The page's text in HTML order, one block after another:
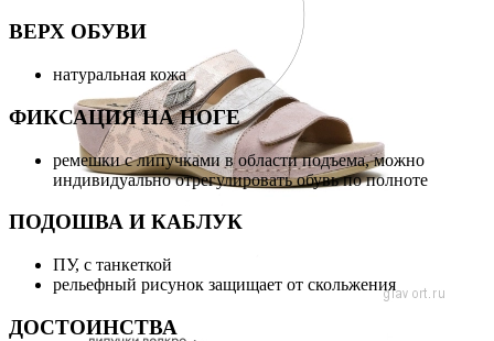
ВЕРХ ОБУВИ
натуральная кожа
ФИКСАЦИЯ НА НОГЕ
ремешки с липучками в области подъема, можно
индивидуально отрегулировать обувь по полноте
ПОДОШВА И КАБЛУК
ПУ, с танкеткой
рельефный рисунок защищает от скольжения
ДОСТОИНСТВА